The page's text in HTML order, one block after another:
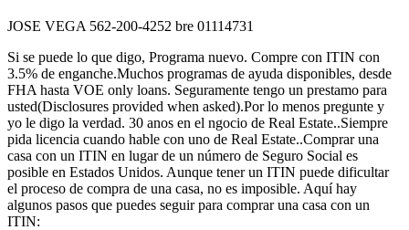
JOSE VEGA 562-200-4252 bre 01114731
Si se puede lo que digo, Programa nuevo. Compre con ITIN con
3.5% de enganche.Muchos programas de ayuda disponibles, desde
FHA hasta VOE only loans. Seguramente tengo un prestamo para
usted(Disclosures provided when asked).Por lo menos pregunte y
yo le digo la verdad. 30 anos en el ngocio de Real Estate..Siempre
pida licencia cuando hable con uno de Real Estate..Comprar una
casa con un ITIN en lugar de un número de Seguro Social es
posible en Estados Unidos. Aunque tener un ITIN puede dificultar
el proceso de compra de una casa, no es imposible. Aquí hay
algunos pasos que puedes seguir para comprar una casa con un
ITIN: